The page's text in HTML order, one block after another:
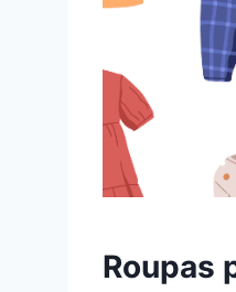
Roupas